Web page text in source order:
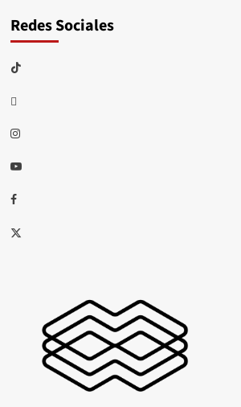
Redes Sociales
TikTok
threads
Instagram
Youtube
Facebook
X